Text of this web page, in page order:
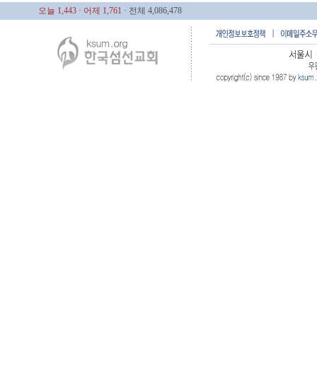
오늘 1,443 · 어제 1,761 · 전체 4,086,478